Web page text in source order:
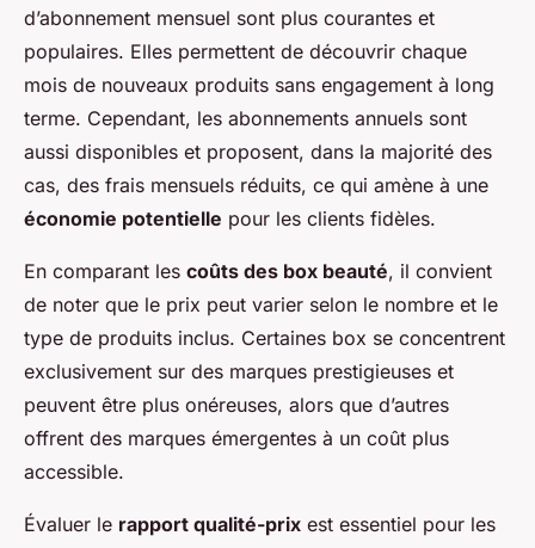
d’abonnement mensuel sont plus courantes et
populaires. Elles permettent de découvrir chaque
mois de nouveaux produits sans engagement à long
terme. Cependant, les abonnements annuels sont
aussi disponibles et proposent, dans la majorité des
cas, des frais mensuels réduits, ce qui amène à une
économie potentielle pour les clients fidèles.
En comparant les coûts des box beauté, il convient
de noter que le prix peut varier selon le nombre et le
type de produits inclus. Certaines box se concentrent
exclusivement sur des marques prestigieuses et
peuvent être plus onéreuses, alors que d’autres
offrent des marques émergentes à un coût plus
accessible.
Évaluer le rapport qualité-prix est essentiel pour les